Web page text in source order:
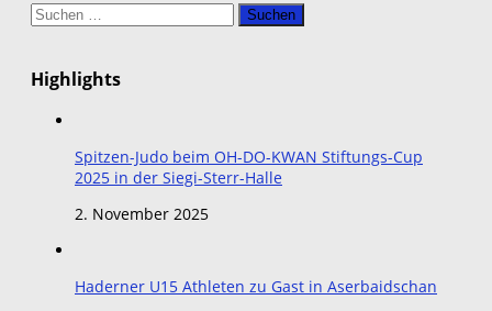
Suchen
nach:
Highlights
Spitzen-Judo beim OH-DO-KWAN Stiftungs-Cup
2025 in der Siegi-Sterr-Halle
2. November 2025
Haderner U15 Athleten zu Gast in Aserbaidschan